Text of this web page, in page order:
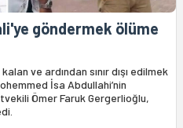
göndermek ölüme
ve ardından sınır dışı edilmek
İsa Abdullahi’nin
Ömer Faruk Gergerlioğlu,